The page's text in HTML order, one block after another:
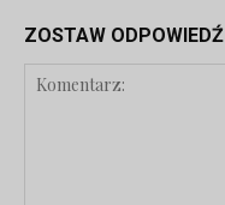
ZOSTAW ODPOWIEDŹ